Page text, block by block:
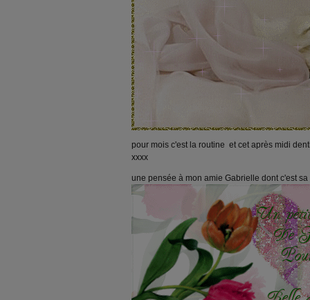
pour mois c'est la routine et cet après midi
xxxx
une pensée à mon amie Gabrielle dont c'est